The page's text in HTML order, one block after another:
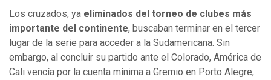
Los cruzados, ya eliminados del torneo de clubes más
importante del continente, buscaban terminar en el tercer
lugar de la serie para acceder a la Sudamericana. Sin
embargo, al concluir su partido ante el Colorado, América de
Cali vencía por la cuenta mínima a Gremio en Porto Alegre,